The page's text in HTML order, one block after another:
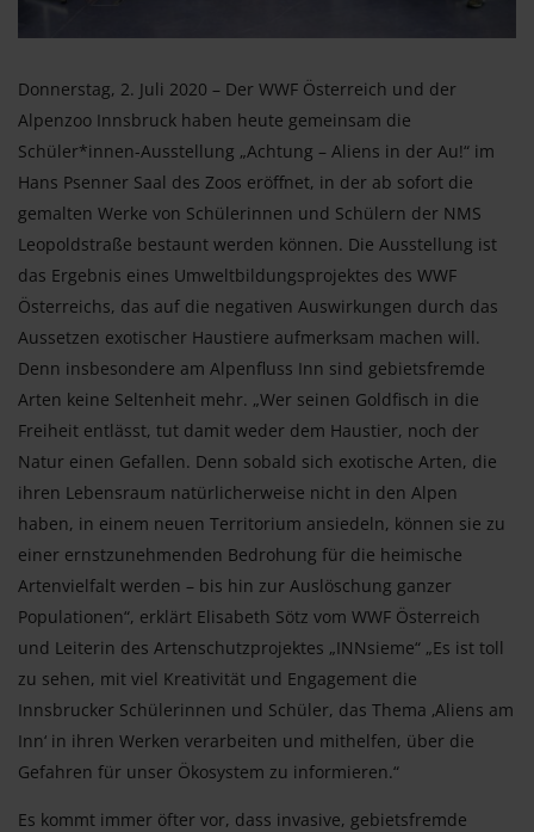
Donnerstag, 2. Juli 2020 – Der WWF Österreich und der
Alpenzoo Innsbruck haben heute gemeinsam die
Schüler*innen-Ausstellung „Achtung – Aliens in der Au!“ im
Hans Psenner Saal des Zoos eröffnet, in der ab sofort die
gemalten Werke von Schülerinnen und Schülern der NMS
Leopoldstraße bestaunt werden können. Die Ausstellung ist
das Ergebnis eines Umweltbildungsprojektes des WWF
Österreichs, das auf die negativen Auswirkungen durch das
Aussetzen exotischer Haustiere aufmerksam machen will.
Denn insbesondere am Alpenfluss Inn sind gebietsfremde
Arten keine Seltenheit mehr. „Wer seinen Goldfisch in die
Freiheit entlässt, tut damit weder dem Haustier, noch der
Natur einen Gefallen. Denn sobald sich exotische Arten, die
ihren Lebensraum natürlicherweise nicht in den Alpen
haben, in einem neuen Territorium ansiedeln, können sie zu
einer ernstzunehmenden Bedrohung für die heimische
Artenvielfalt werden – bis hin zur Auslöschung ganzer
Populationen“, erklärt Elisabeth Sötz vom WWF Österreich
und Leiterin des Artenschutzprojektes „INNsieme“ „Es ist toll
zu sehen, mit viel Kreativität und Engagement die
Innsbrucker Schülerinnen und Schüler, das Thema ‚Aliens am
Inn‘ in ihren Werken verarbeiten und mithelfen, über die
Gefahren für unser Ökosystem zu informieren.“
Es kommt immer öfter vor, dass invasive, gebietsfremde